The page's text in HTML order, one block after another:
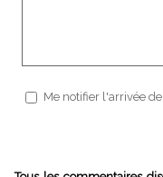
Me notifier l'arrivée